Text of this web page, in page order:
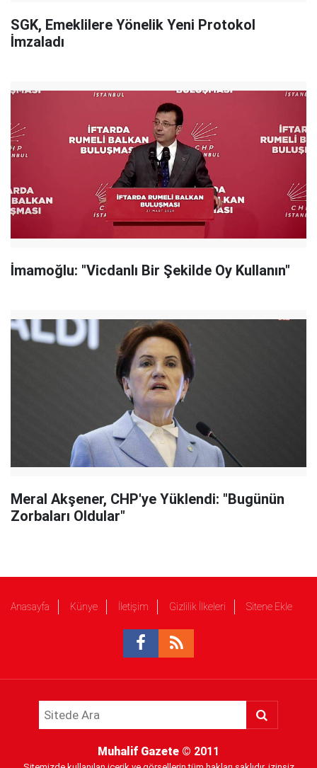
SGK, Emeklilere Yönelik Yeni Protokol
İmzaladı
İmamoğlu: "Vicdanlı Bir Şekilde Oy Kullanın"
Meral Akşener, CHP'ye Yüklendi: "Bugünün
Zorbaları Oldular"
Anasayfa Künye İletişim Gizlilik İlkeleri Sitene Ekle
Muhalif Gazete © 2011